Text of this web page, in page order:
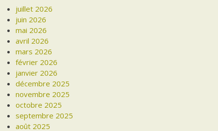
juillet 2026
juin 2026
mai 2026
avril 2026
mars 2026
février 2026
janvier 2026
décembre 2025
novembre 2025
octobre 2025
septembre 2025
août 2025